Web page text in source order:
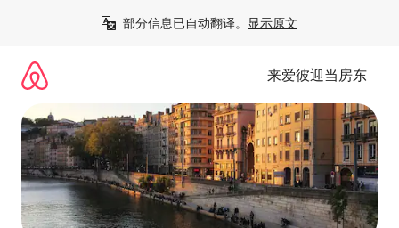
部分信息已自动翻译。 显示原文
来爱彼迎当房东